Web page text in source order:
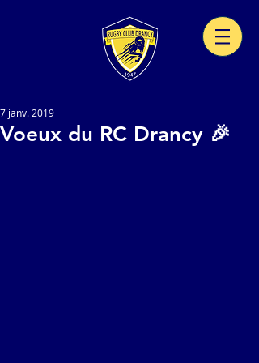
Voeux du RC Drancy 🎉
7 janv. 2019